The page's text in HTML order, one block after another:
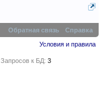
Обратная связь
Справка
Условия и правила
Запросов к БД: 3